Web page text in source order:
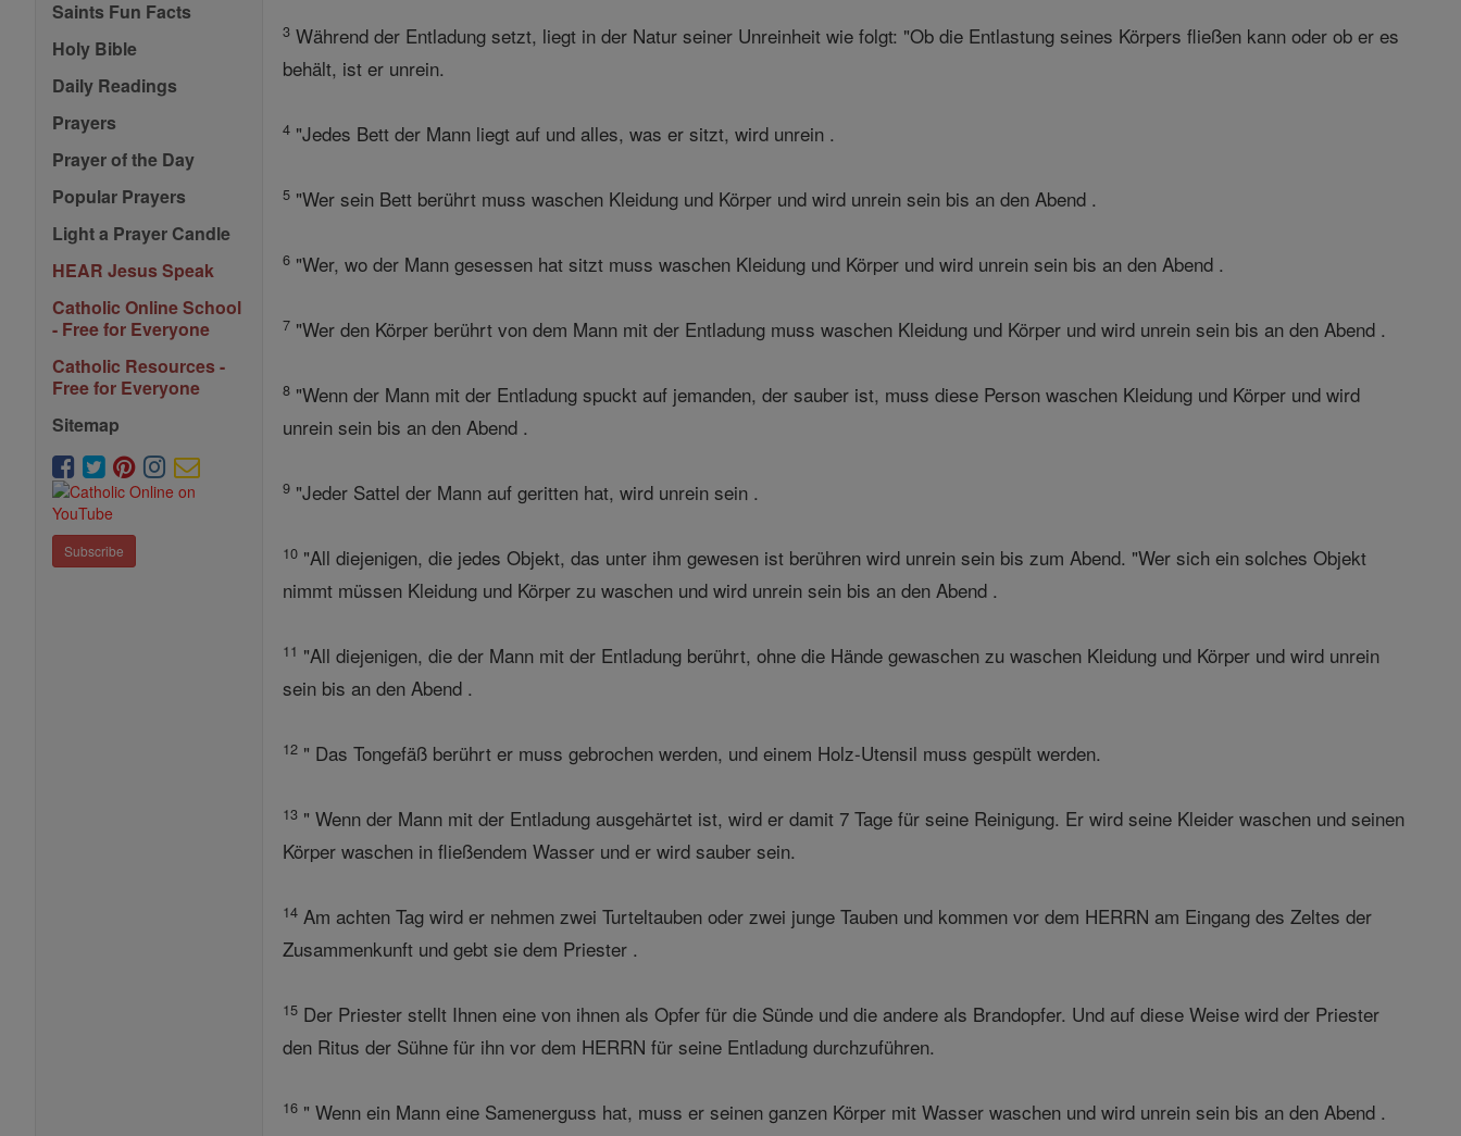
Saints Fun Facts
Holy Bible
Daily Readings
Prayers
Prayer of the Day
Popular Prayers
Light a Prayer Candle
HEAR Jesus Speak
Catholic Online School
- Free for Everyone
Catholic Resources -
Free for Everyone
Sitemap
Subscribe
3 Während der Entladung setzt, liegt in der Natur seiner Unreinheit wie folgt: "Ob die Entlastung seines Körpers fließen kann oder ob er es
behält, ist er unrein.
4 "Jedes Bett der Mann liegt auf und alles, was er sitzt, wird unrein .
5 "Wer sein Bett berührt muss waschen Kleidung und Körper und wird unrein sein bis an den Abend .
6 "Wer, wo der Mann gesessen hat sitzt muss waschen Kleidung und Körper und wird unrein sein bis an den Abend .
7 "Wer den Körper berührt von dem Mann mit der Entladung muss waschen Kleidung und Körper und wird unrein sein bis an den Abend .
8 "Wenn der Mann mit der Entladung spuckt auf jemanden, der sauber ist, muss diese Person waschen Kleidung und Körper und wird
unrein sein bis an den Abend .
9 "Jeder Sattel der Mann auf geritten hat, wird unrein sein .
10 "All diejenigen, die jedes Objekt, das unter ihm gewesen ist berühren wird unrein sein bis zum Abend. "Wer sich ein solches Objekt
nimmt müssen Kleidung und Körper zu waschen und wird unrein sein bis an den Abend .
11 "All diejenigen, die der Mann mit der Entladung berührt, ohne die Hände gewaschen zu waschen Kleidung und Körper und wird unrein
sein bis an den Abend .
12 " Das Tongefäß berührt er muss gebrochen werden, und einem Holz-Utensil muss gespült werden.
13 " Wenn der Mann mit der Entladung ausgehärtet ist, wird er damit 7 Tage für seine Reinigung. Er wird seine Kleider waschen und seinen
Körper waschen in fließendem Wasser und er wird sauber sein.
14 Am achten Tag wird er nehmen zwei Turteltauben oder zwei junge Tauben und kommen vor dem HERRN am Eingang des Zeltes der
Zusammenkunft und gebt sie dem Priester .
15 Der Priester stellt Ihnen eine von ihnen als Opfer für die Sünde und die andere als Brandopfer. Und auf diese Weise wird der Priester
den Ritus der Sühne für ihn vor dem HERRN für seine Entladung durchzuführen.
16 " Wenn ein Mann eine Samenerguss hat, muss er seinen ganzen Körper mit Wasser waschen und wird unrein sein bis an den Abend .